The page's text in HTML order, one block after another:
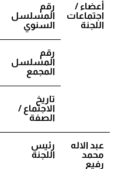
أعضاء /
اجتماعات
اللجنة
رقم
المسلسل
السنوي
رقم
المسلسل
المجمع
تاريخ
الاجتماع /
الصفة
عبد الاله
محمد
رفيع
رئيس
اللجنة